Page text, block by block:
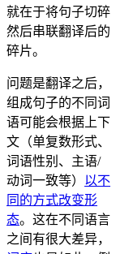
就在于将句子切碎
然后串联翻译后的
碎片。
问题是翻译之后，
组成句子的不同词
语可能会根据上下
文（单复数形式、
词语性别、主语/
动词一致等） 以不
同的方式改变形
态。这在不同语言
之间有很大差异，